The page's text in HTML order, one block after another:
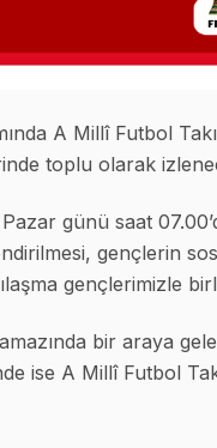
A Millî Futbol
toplu olarak
günü saat
gençlerin
gençlerimizle
bir araya
ise A Millî Futbol